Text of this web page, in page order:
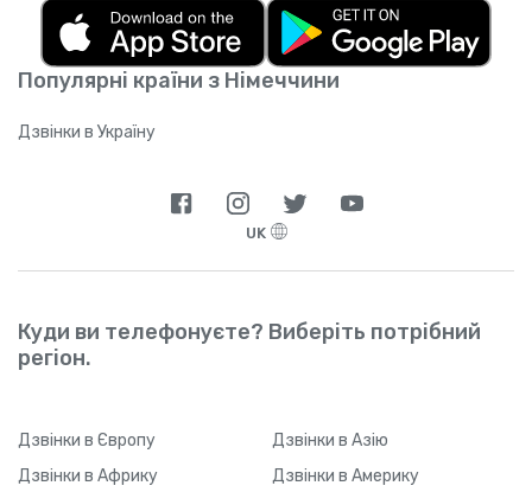
Популярні країни з Німеччини
Дзвінки в Україну
UK
Куди ви телефонуєте? Виберіть потрібний
регіон.
Дзвінки в Європу Дзвінки в Азію
Дзвінки в Африку Дзвінки в Америку